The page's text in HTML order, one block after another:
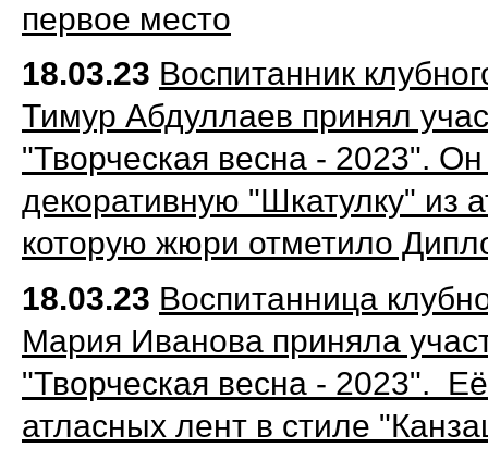
первое место
18.03.23 Воспитанник
Тимур Абдуллаев принял
"Творческая весна - 2023".
декоративную "Шкатулку" из
которую жюри отметило
18.03.23 Воспитанница
Мария Иванова приняла
"Творческая весна - 2023".
атласных лент в стиле